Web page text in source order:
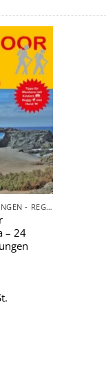
Zu
TAGESWANDERUNGEN - REGIONAL
– 24